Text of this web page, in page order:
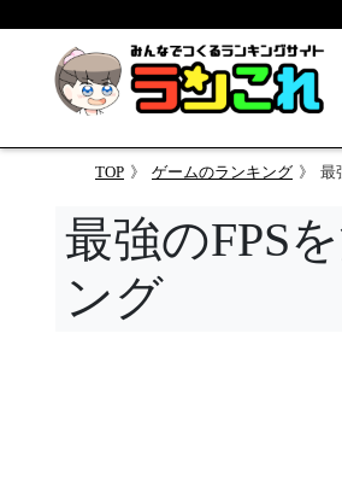
TOP ゲームのランキング 最
最強のFPS
ング